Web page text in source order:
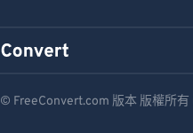
© FreeConvert.com 版本 版權所